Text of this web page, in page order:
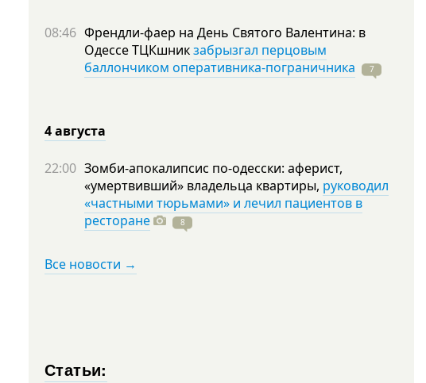
08:46 Френдли-фаер на День Святого Валентина: в
Одессе ТЦКшникзабрызгал перцовым
баллончиком оперативника-пограничника
7
4 августа
22:00 Зомби-апокалипсис по-одесски: аферист,
«умертвивший» владельца квартиры, руководил
«частными тюрьмами» и лечил пациентов в
ресторане
8
Все новости →
Статьи: